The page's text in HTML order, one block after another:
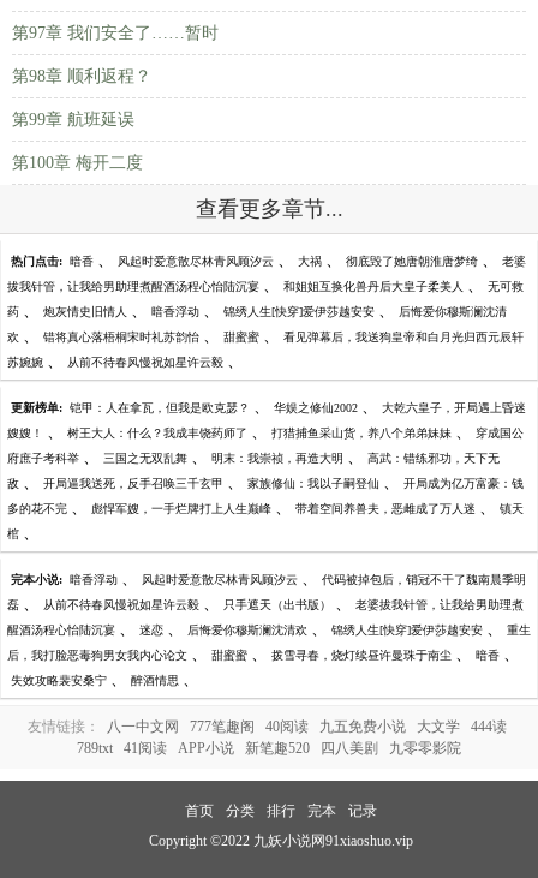
第97章 我们安全了……暂时
第98章 顺利返程？
第99章 航班延误
第100章 梅开二度
查看更多章节...
热门点击: 暗香 、 风起时爱意散尽林青风顾汐云 、 大祸 、 彻底毁了她唐朝淮唐梦绮 、 老婆
拔我针管，让我给男助理煮醒酒汤程心怡陆沉宴 、 和姐姐互换化兽丹后大皇子柔美人 、 无可救
药 、 炮灰情史旧情人 、 暗香浮动 、 锦绣人生[快穿]爱伊莎越安安 、 后悔爱你穆斯澜沈清
欢 、 错将真心落梧桐宋时礼苏韵怡 、 甜蜜蜜 、 看见弹幕后，我送狗皇帝和白月光归西元辰轩
苏婉婉 、 从前不待春风慢祝如星许云毅 、
更新榜单: 铠甲：人在拿瓦，但我是欧克瑟？ 、 华娱之修仙2002 、 大乾六皇子，开局遇上昏迷
嫂嫂！ 、 树王大人：什么？我成丰饶药师了 、 打猎捕鱼采山货，养八个弟弟妹妹 、 穿成国公
府庶子考科举 、 三国之无双乱舞 、 明末：我崇祯，再造大明 、 高武：错练邪功，天下无
敌 、 开局逼我送死，反手召唤三千玄甲 、 家族修仙：我以子嗣登仙 、 开局成为亿万富豪：钱
多的花不完 、 彪悍军嫂，一手烂牌打上人生巅峰 、 带着空间养兽夫，恶雌成了万人迷 、 镇天
棺 、
完本小说: 暗香浮动 、 风起时爱意散尽林青风顾汐云 、 代码被掉包后，销冠不干了魏南晨季明
磊 、 从前不待春风慢祝如星许云毅 、 只手遮天（出书版） 、 老婆拔我针管，让我给男助理煮
醒酒汤程心怡陆沉宴 、 迷恋 、 后悔爱你穆斯澜沈清欢 、 锦绣人生[快穿]爱伊莎越安安 、 重生
后，我打脸恶毒狗男女我内心论文 、 甜蜜蜜 、 拨雪寻春，烧灯续昼许曼珠于南尘 、 暗香 、
失效攻略裴安桑宁 、 醉酒情思 、
友情链接： 八一中文网 777笔趣阁 40阅读 九五免费小说 大文学
444读
789txt
41阅读 APP小说 新笔趣520 四八美剧 九零零影院
首页 分类 排行 完本
记录
Copyright ©2022 九妖小说网91xiaoshuo.vip